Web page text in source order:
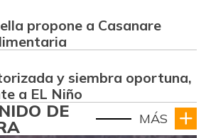
propone a Casanare
y siembra oportuna,
a EL Niño
DE MÁS